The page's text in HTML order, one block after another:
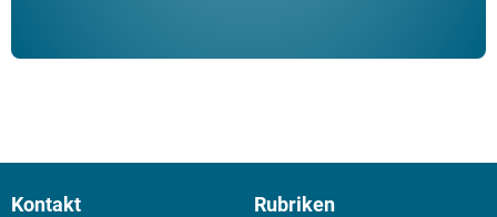
Kontakt Rubriken